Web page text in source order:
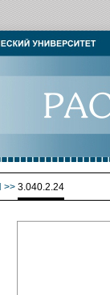
>> 3.040.2.24